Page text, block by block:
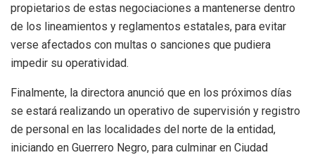
propietarios de estas negociaciones a mantenerse dentro
de los lineamientos y reglamentos estatales, para evitar
verse afectados con multas o sanciones que pudiera
impedir su operatividad.
Finalmente, la directora anunció que en los próximos días
se estará realizando un operativo de supervisión y registro
de personal en las localidades del norte de la entidad,
iniciando en Guerrero Negro, para culminar en Ciudad